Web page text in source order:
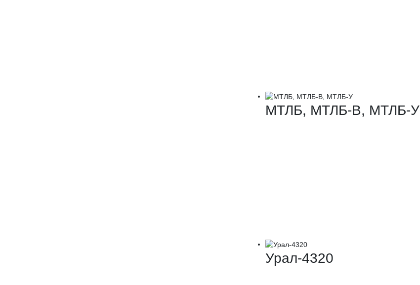
МТЛБ, МТЛБ-В, МТЛБ-У
Урал-4320